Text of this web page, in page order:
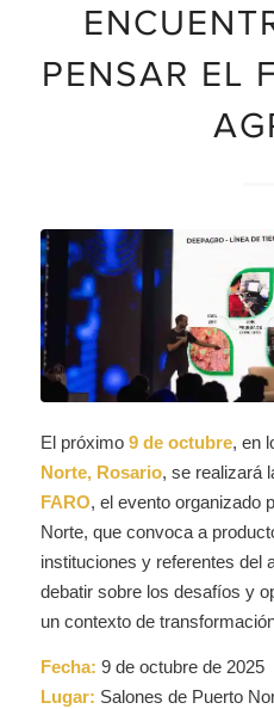
PENSAR EL
El próximo 9 de octubre, en
Norte, Rosario, se realizará
FARO, el evento organizado
Norte, que convoca a
instituciones y referentes del
debatir sobre los desafíos y
un contexto de
Fecha: 9 de octubre de 2025
Lugar: Salones de Puerto